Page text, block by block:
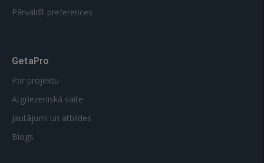
Pārvaldīt preferences
GetaPro
Par projektu
Atgriezeniskā saite
Jautājumi un atbildes
Blogs